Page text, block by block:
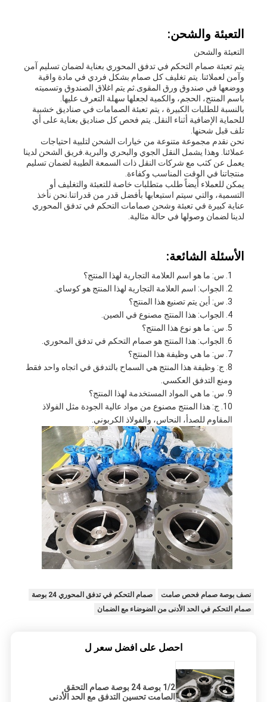
التعبئة والشحن:
التعبئة والشحن
يتم تعبئة صمام التحكم في تدفق المحوري بعناية لضمان تسليم آمن
وآمن لعملائنا. يتم تغليف كل صمام بشكل فردي في مادة واقية
ووضعها في صندوق ورق المقوى.ثم يتم اغلاق الصندوق وتسميته
باسم المنتج، الحجم، والكمية لجعلها سهلة التعرف عليها.
بالنسبة للطلبات الكبيرة ، يتم تعبئة الصمامات في صناديق خشبية
للحماية الإضافية أثناء النقل. يتم فحص كل صناديق بعناية على أي
تلف قبل شحنها.
نحن نقدم مجموعة متنوعة من خيارات الشحن لتلبية احتياجات
عملائنا. وهذا يشمل النقل الجوي والبحري والبرية.فريق الشحن لدينا
يعمل عن كثب مع شركات النقل ذات السمعة الطيبة لضمان تسليم
منتجاتنا في الوقت المناسب وكفاءة.
يمكن للعملاء أيضاً طلب متطلبات خاصة للتعبئة والتغليف أو
التسمية، والتي سيتم استيعابها بأفضل قدر من قدراتنا.نحن نأخذ
عناية كبيرة في تعبئة وشحن صمامات التحكم في تدفق المحوري
لدينا لضمان وصولها في حالة مثالية.
الأسئلة الشائعة:
س: ما هو اسم العلامة التجارية لهذا المنتج؟
الجواب: اسم العلامة التجارية لهذا المنتج هو كوساي.
س: أين يتم تصنيع هذا المنتج؟
الجواب: هذا المنتج مصنوع في الصين.
س: ما هو نوع هذا المنتج؟
الجواب: هذا المنتج هو صمام التحكم في تدفق المحوري.
س: ما هي وظيفة هذا المنتج؟
ج: وظيفة هذا المنتج هي السماح بالتدفق في اتجاه واحد فقط
ومنع التدفق العكسي.
س: ما هي المواد المستخدمة لهذا المنتج؟
ج: هذا المنتج مصنوع من مواد عالية الجودة مثل الفولاذ
المقاوم للصدأ، النحاس، والفولاذ الكربوني.
نصف بوصة صمام فحص صامت
صمام التحكم في تدفق المحوري 24 بوصة
صمام التحكم في الحد الأدنى من الضوضاء مع الضمان
احصل على افضل سعر ل
1/2 بوصة 24 بوصة صمام التحقق
الصامت تحسين التدفق مع الحد الأدنى